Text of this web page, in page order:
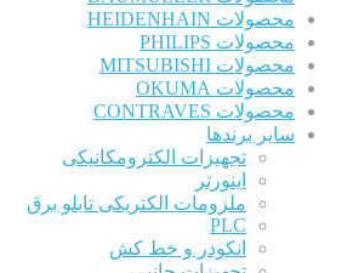
محصولات HEIDENHAIN
محصولات PHILIPS
محصولات MITSUBISHI
محصولات OKUMA
محصولات CONTRAVES
سایر برندها
تجهیزات الکترومکانیکی
اینورتر
ملزومات الکتریکی تابلو برق
PLC
انکودر و خط کش